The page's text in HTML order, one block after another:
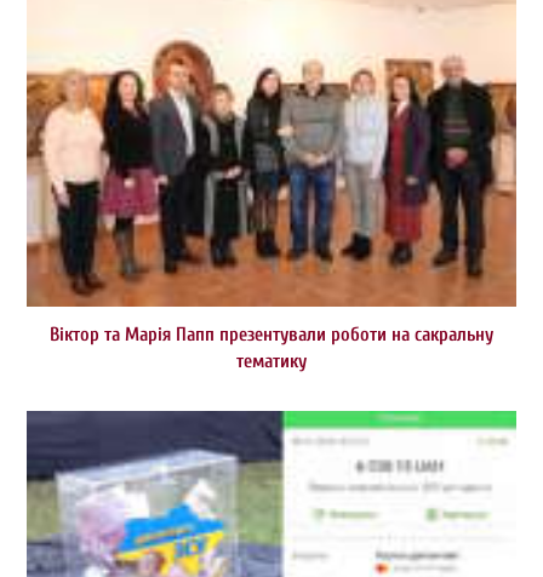
Віктор та Марія Папп презентували роботи на сакральну
тематику